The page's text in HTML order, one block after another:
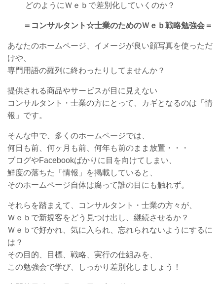
どのようにＷｅｂで差別化していくのか？
＝コンサルタント☆士業のためのＷｅｂ戦略勉強会＝
あなたのホームページ、イメージが良い顔写真を使っただ
けや、
専門用語の羅列に終わったりしてませんか？
提供される商品やサービスが目に見えない
コンサルタント・士業の方にとって、カギとなるのは「情
報」です。
そんな中で、多くのホームページでは、
何日も前、何ヶ月も前、何年も前のまま放置・・・
ブログやFacebookばかりに目を向けてしまい、
鮮度の落ちた「情報」を掲載していると、
そのホームページ自体は腐って誰の目にも触れず。
それらを踏まえて、コンサルタント・士業の方々が、
Ｗｅｂで新規客をどう見つけ出し、継続させるか？
Ｗｅｂで好かれ、気に入られ、忘れられないようにするに
は？
その目的、目標、戦略、実行の仕組みを、
この勉強会で学び、しっかり差別化しましょう！